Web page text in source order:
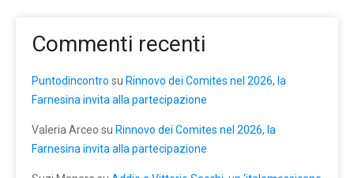
Commenti recenti
Puntodincontro su Rinnovo dei Comites nel 2026, la
Farnesina invita alla partecipazione
Valeria Arceo su Rinnovo dei Comites nel 2026, la
Farnesina invita alla partecipazione